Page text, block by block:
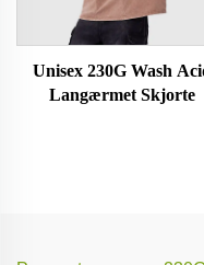
Unisex 230G Wash
Langærmet Skjorte